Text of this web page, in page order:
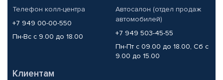
Телефон колл-центра
+7 949 00-00-550
Пн-Вс с 9.00 до 18.00
Автосалон (отдел продаж
автомобилей)
+7 949 503-45-55
Пн-Пт с 09.00 до 18.00, Сб с
9.00 до 15.00
Клиентам